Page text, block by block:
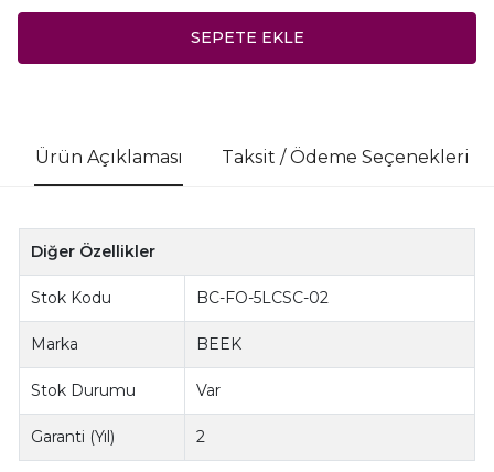
SEPETE EKLE
Ürün Açıklaması Taksit / Ödeme Seçenekleri
Diğer Özellikler
Stok Kodu BC-FO-5LCSC-02
Marka BEEK
Stok Durumu Var
Garanti (Yıl) 2